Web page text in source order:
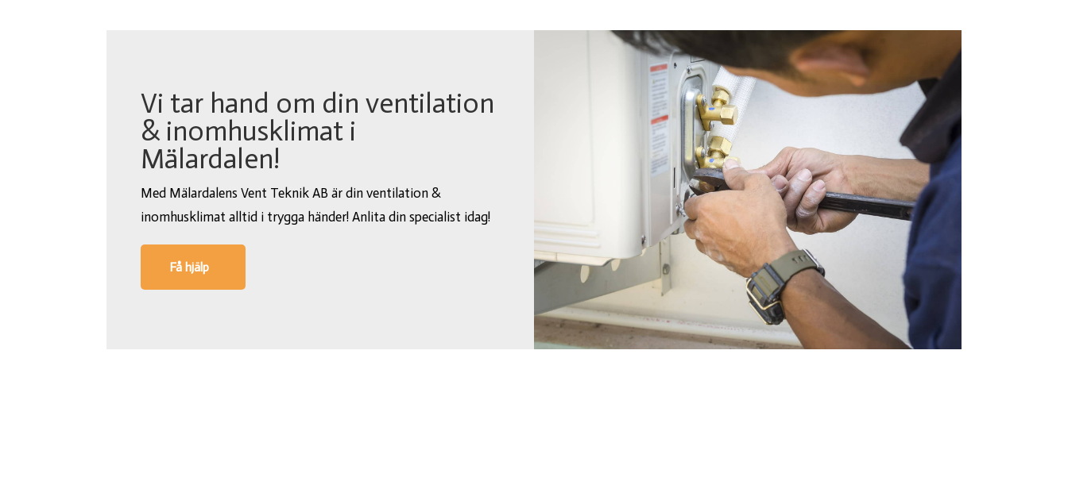
Vi tar hand om din ventilation
& inomhusklimat i
Mälardalen!
Med Mälardalens Vent Teknik AB är din ventilation &
inomhusklimat alltid i trygga händer! Anlita din specialist idag!
Få hjälp